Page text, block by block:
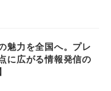
魅力を全国へ。プレ
に広がる情報発信の